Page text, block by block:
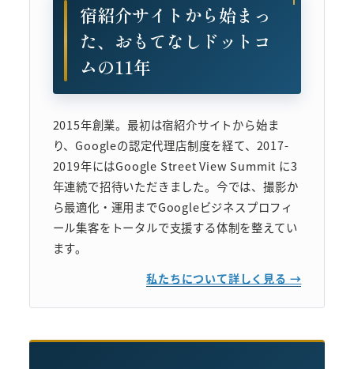
宿紹介サイトから始まっ
た、おもてなしドットコ
ムの11年
2015年創業。最初は宿紹介サイトから始ま
り、Googleの認定代理店制度を経て、2017-
2019年にはGoogle Street View Summit に3
年連続で招待いただきました。今では、撮影か
ら最適化・運用までGoogleビジネスプロフィ
ール集客をトータルで支援する体制を整えてい
ます。
私たちについて詳しく見る →